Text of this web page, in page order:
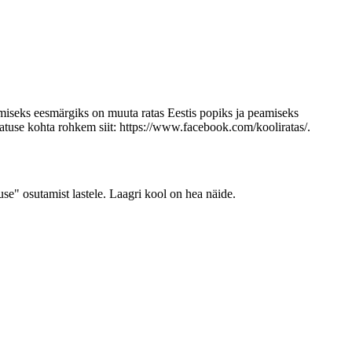
eesmärgiks on muuta ratas Eestis popiks ja peamiseks
kohta rohkem siit: https://www.facebook.com/kooliratas/.
osutamist lastele. Laagri kool on hea näide.